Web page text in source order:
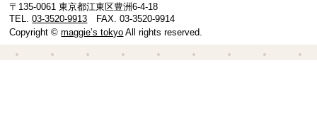
〒135-0061 東京都江東区豊洲6-4-18
TEL.03-3520-9913 FAX. 03-3520-9914
Copyright ©maggie’s tokyo All rights reserved.